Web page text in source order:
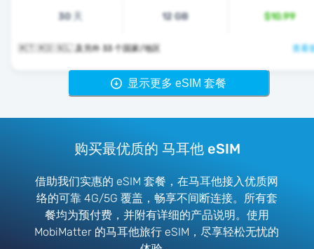
30 天 12 GB $10.99
🇲🇹 🇲🇩 🇳🇱 及另外 33 个国家/地区 查看
显示更多 eSIM 套餐
购买最优质的 马耳他 eSIM
借助我们实惠的 eSIM 套餐，在马耳他接入优质网
络的可靠 4G/5G 覆盖，畅享不间断连接。所有套
餐均为预付费，并附有详细的产品说明。使用
MobiMatter 的马耳他旅行 eSIM，尽享轻松无忧的